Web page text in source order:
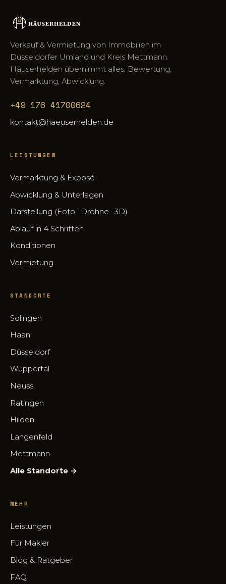
Verkauf & Vermietung von Immobilien im
Düsseldorfer Umland und Kreis Mettmann.
Häuserhelden übernimmt alles: Bewertung,
Vermarktung, Abwicklung.
+49 176 41700624
kontakt@haeuserhelden.de
LEISTUNGEN
Vermarktung & Exposé
Abwicklung & Unterlagen
Darstellung (Foto · Drohne · 3D)
Ablauf in 4 Schritten
Konditionen
Vermietung
STANDORTE
Solingen
Haan
Düsseldorf
Wuppertal
Neuss
Ratingen
Hilden
Langenfeld
Mettmann
Alle Standorte →
MEHR
Leistungen
Für Makler
Blog & Ratgeber
FAQ